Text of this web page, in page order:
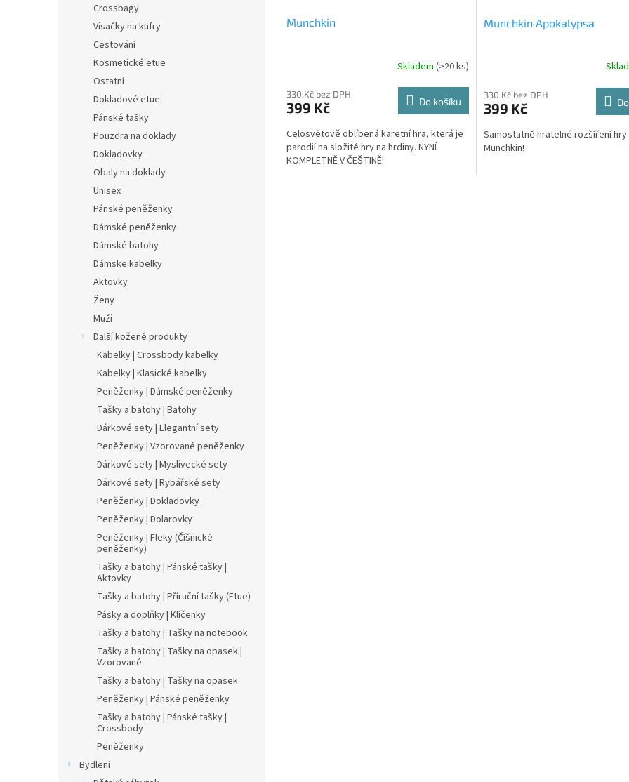
Crossbagy
Visačky na kufry
Cestování
Kosmetické etue
Ostatní
Dokladové etue
Pánské tašky
Pouzdra na doklady
Dokladovky
Obaly na doklady
Unisex
Pánské peněženky
Dámské peněženky
Dámské batohy
Dámske kabelky
Aktovky
Ženy
Muži
Další kožené produkty
Kabelky | Crossbody kabelky
Kabelky | Klasické kabelky
Peněženky | Dámské peněženky
Tašky a batohy | Batohy
Dárkové sety | Elegantní sety
Peněženky | Vzorované peněženky
Dárkové sety | Myslivecké sety
Dárkové sety | Rybářské sety
Peněženky | Dokladovky
Peněženky | Dolarovky
Peněženky | Fleky (Číšnické
peněženky)
Tašky a batohy | Pánské tašky |
Aktovky
Tašky a batohy | Příruční tašky (Etue)
Pásky a doplňky | Klíčenky
Tašky a batohy | Tašky na notebook
Tašky a batohy | Tašky na opasek |
Vzorované
Tašky a batohy | Tašky na opasek
Peněženky | Pánské peněženky
Tašky a batohy | Pánské tašky |
Crossbody
Peněženky
Bydlení
Munchkin
Skladem (>20 ks)
330 Kč bez DPH
399 Kč Do košíku
Celosvětově oblíbená karetní hra, která je
parodií na složité hry na hrdiny. NYNÍ
KOMPLETNĚ V ČEŠTINĚ!
Munchkin Apokalypsa
330 Kč bez DPH
399 Kč
Samostatně hratelné rozšíření hry
Munchkin!